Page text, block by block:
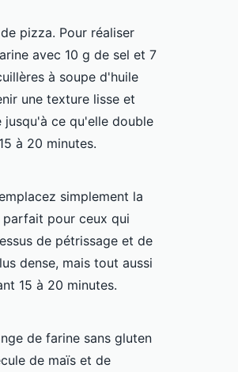
pizza. Pour réaliser
avec 10 g de sel et 7
à soupe d'huile
une texture lisse et
ce qu'elle double
à 20 minutes.
simplement la
pour ceux qui
de pétrissage et de
dense, mais tout aussi
15 à 20 minutes.
de farine sans gluten
de maïs et de